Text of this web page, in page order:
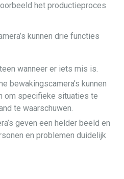
het productieproces
kunnen drie functies
wanneer er iets mis is.
bewakingscamera’s kunnen
om specifieke situaties te
te waarschuwen.
geven een helder beeld en
en problemen duidelijk